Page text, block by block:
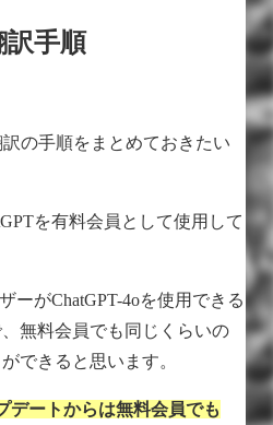
手順
の手順をまとめておきたい
を有料会員として使用して
ーがChatGPT-4oを使用できる
無料会員でも同じくらいの
できると思います。
デートからは無料会員でも